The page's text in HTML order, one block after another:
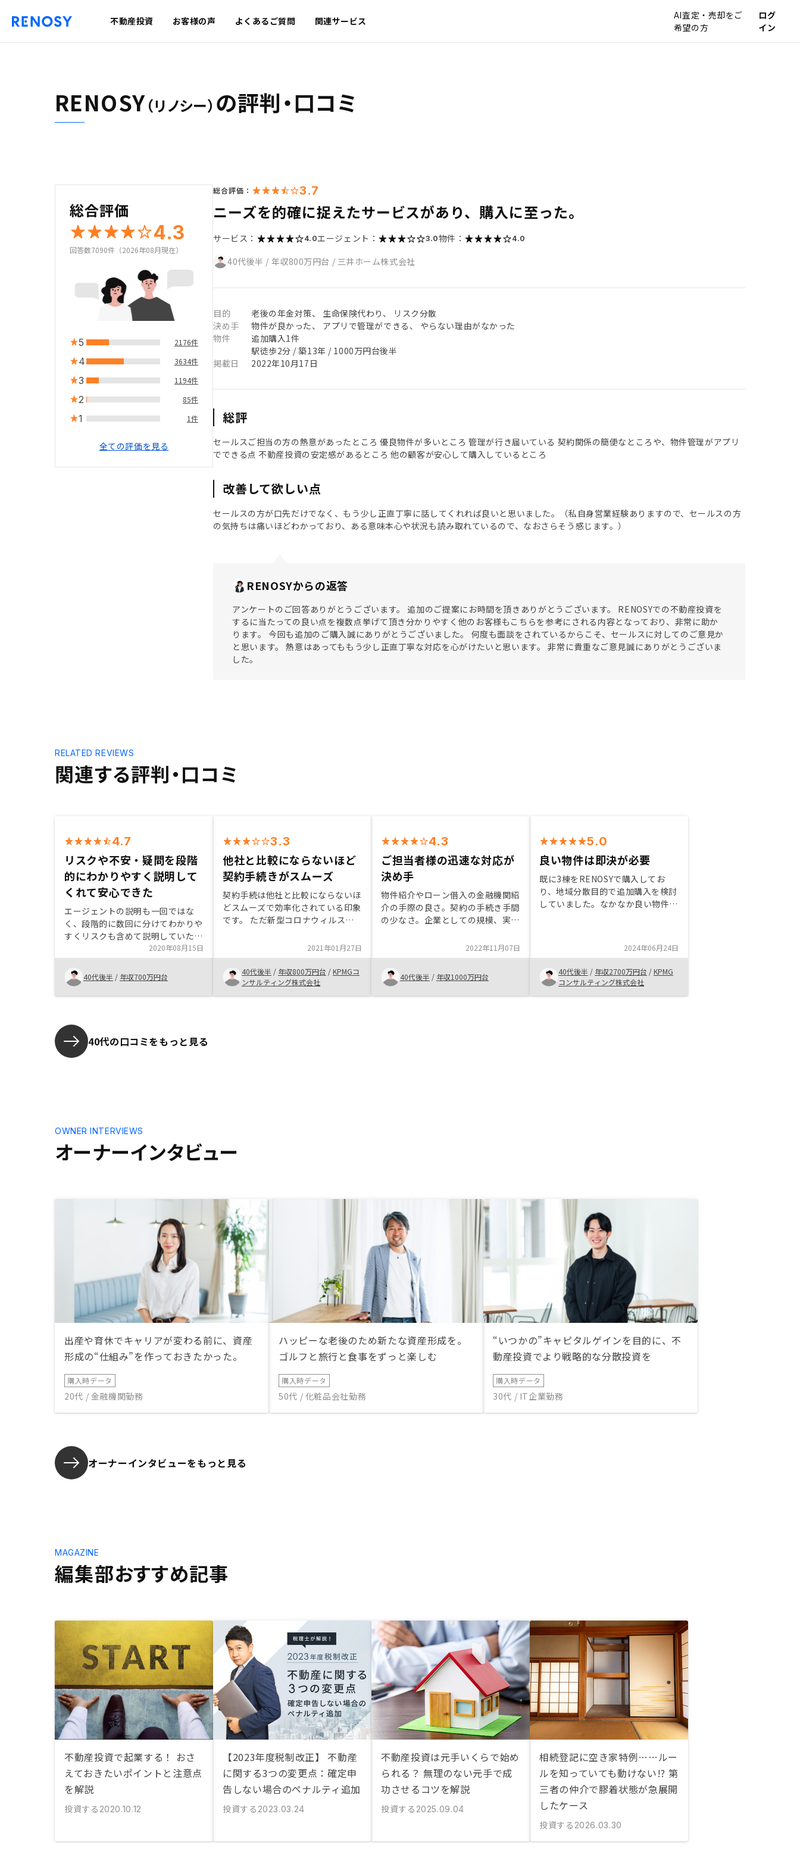
不動産投資 お客様の声 よくあるご質問 関連サービス
AI査定・売却をご
希望の方
ログ
イン
RENOSY（リノシー） の評判・口コミ
総合評価
4.3
回答数7090件（2026年08月現在）
5 2176件
4 3634件
3 1194件
2 85件
1 1件
全ての評価を見る
総合評価： 3.7
ニーズを的確に捉えたサービスがあり、購入に至った。
サービス： 4.0エージェント： 3.0物件： 4.0
40代後半 / 年収800万円台 / 三井ホーム株式会社
目的
老後の年金対策、 生命保険代わり、 リスク分散
決め手
物件が良かった、 アプリで管理ができる、 やらない理由がなかった
物件
追加購入1件
駅徒歩2分 / 築13年 / 1000万円台後半
掲載日
2022年10月17日
総評
セールスご担当の方の熱意があったところ 優良物件が多いところ 管理が行き届いている 契約関係の簡便なところや、物件管理がアプリ
でできる点 不動産投資の安定感があるところ 他の顧客が安心して購入しているところ
改善して欲しい点
セールスの方が口先だけでなく、もう少し正直丁寧に話してくれれば良いと思いました。（私自身営業経験ありますので、セールスの方
の気持ちは痛いほどわかっており、ある意味本心や状況も読み取れているので、なおさらそう感じます。）
RENOSYからの返答
アンケートのご回答ありがとうございます。 追加のご提案にお時間を頂きありがとうございます。 RENOSYでの不動産投資を
するに当たっての良い点を複数点挙げて頂き分かりやすく他のお客様もこちらを参考にされる内容となっており、非常に助か
ります。 今回も追加のご購入誠にありがとうございました。 何度も面談をされているからこそ、セールスに対してのご意見か
と思います。 熱意はあってももう少し正直丁寧な対応を心がけたいと思います。 非常に貴重なご意見誠にありがとうございま
した。
関連する評判・口コミ
RELATED REVIEWS
4.7
リスクや不安・疑問を段階
的にわかりやすく説明して
くれて安心できた
エージェントの説明も一回ではな
く、段階的に数回に分けてわかりや
すくリスクも含めて説明していただ
き、不安や疑問にも答えてくださっ
たので、安心して購入できました。
契約時の記入する書類が多かったこ
とが少し苦痛でした。それと、こち
らで用意する必要書類についてどん
しく説明があったらよかったと思い
ました。
2020年08月15日
40代後半 / 年収700万円台
3.3
他社と比較にならないほど
契約手続きがスムーズ
契約手続は他社と比較にならないほ
どスムーズで効率化されている印象
です。 ただ新型コロナウィルスが
のは不愉快でした。 逆に営業の方
の熱意は感じます。全部の物件をお
得物件として案内しようとする印象
です。それは実際は不可能だと思う
ので、言葉の信憑性や重みがどんど
2021年01月27日
40代後半 / 年収800万円台 /KPMGコ
ンサルティング株式会社
4.3
ご担当者様の迅速な対応が
決め手
物件紹介やローン借入の金融機関紹
介の手際の良さ。契約の手続き手間
の少なさ。企業としての規模、実績
応。購入から管理契約まで、グルー
プ会社を含めたトータル対応。以上
のメリットによります。
2022年11月07日
40代後半 / 年収1000万円台
5.0
良い物件は即決が必要
既に3棟をRENOSYで購入してお
り、地域分散目的で追加購入を検討
していました。なかなか良い物件は
ることが大事かなと思います。
2024年06月24日
40代後半 / 年収2700万円台 /KPMG
コンサルティング株式会社
40代の口コミをもっと見る
オーナーインタビュー
OWNER INTERVIEWS
出産や育休でキャリアが変わる前に、資産
形成の“仕組み”を作っておきたかった。
購入時データ
20代 / 金融機関勤務
ハッピーな老後のため新たな資産形成を。
ゴルフと旅行と食事をずっと楽しむ
購入時データ
50代 / 化粧品会社勤務
“いつかの”キャピタルゲインを目的に、不
動産投資でより戦略的な分散投資を
購入時データ
30代 / IT企業勤務
オーナーインタビューをもっと見る
編集部おすすめ記事
MAGAZINE
不動産投資で起業する！ おさ
えておきたいポイントと注意点
を解説
投資する 2020.10.12
【2023年度税制改正】 不動産
に関する3つの変更点：確定申
告しない場合のペナルティ追加
投資する 2023.03.24
不動産投資は元手いくらで始め
られる？ 無理のない元手で成
功させるコツを解説
投資する 2025.09.04
相続登記に空き家特例……ルー
ルを知っていても動けない!? 第
三者の仲介で膠着状態が急展開
したケース
投資する 2026.03.30